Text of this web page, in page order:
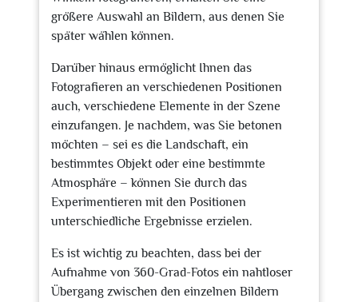
größere Auswahl an Bildern, aus denen Sie
später wählen können.
Darüber hinaus ermöglicht Ihnen das
Fotografieren an verschiedenen Positionen
auch, verschiedene Elemente in der Szene
einzufangen. Je nachdem, was Sie betonen
möchten – sei es die Landschaft, ein
bestimmtes Objekt oder eine bestimmte
Atmosphäre – können Sie durch das
Experimentieren mit den Positionen
unterschiedliche Ergebnisse erzielen.
Es ist wichtig zu beachten, dass bei der
Aufnahme von 360-Grad-Fotos ein nahtloser
Übergang zwischen den einzelnen Bildern